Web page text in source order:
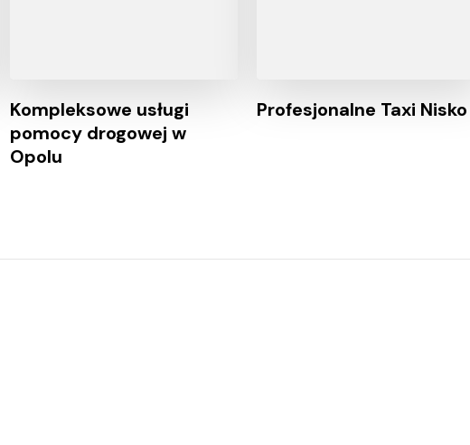
Kompleksowe usługi
pomocy drogowej w
Opolu
Profesjonalne Taxi Nisko